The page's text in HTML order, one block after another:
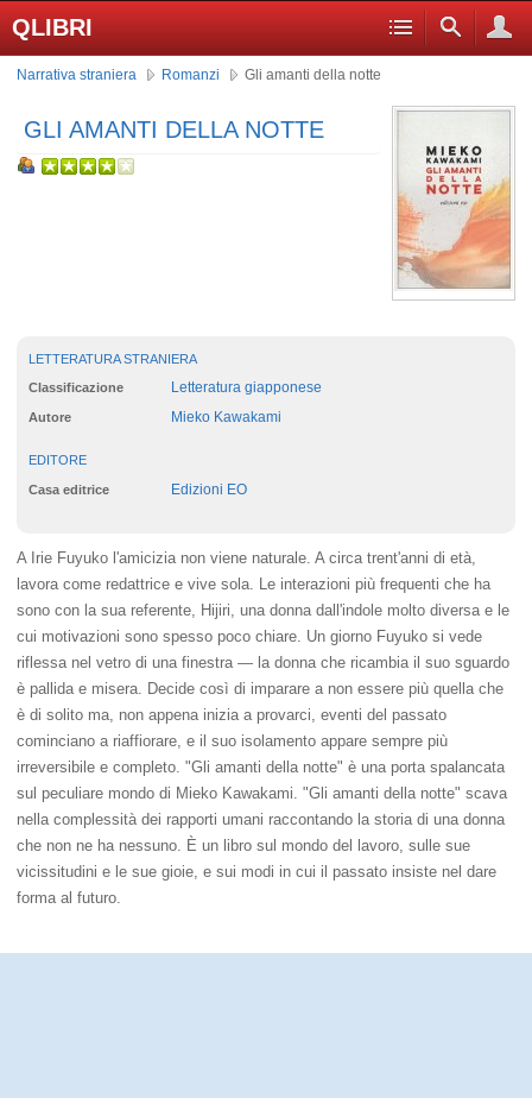
QLIBRI
Narrativa straniera Romanzi Gli amanti della notte
GLI AMANTI DELLA NOTTE
LETTERATURA STRANIERA
Classificazione Letteratura giapponese
Autore Mieko Kawakami
EDITORE
Casa editrice Edizioni EO
A Irie Fuyuko l'amicizia non viene naturale. A circa trent'anni di età,
lavora come redattrice e vive sola. Le interazioni più frequenti che ha
sono con la sua referente, Hijiri, una donna dall'indole molto diversa e le
cui motivazioni sono spesso poco chiare. Un giorno Fuyuko si vede
riflessa nel vetro di una finestra ― la donna che ricambia il suo sguardo
è pallida e misera. Decide così di imparare a non essere più quella che
è di solito ma, non appena inizia a provarci, eventi del passato
cominciano a riaffiorare, e il suo isolamento appare sempre più
irreversibile e completo. "Gli amanti della notte" è una porta spalancata
sul peculiare mondo di Mieko Kawakami. "Gli amanti della notte" scava
nella complessità dei rapporti umani raccontando la storia di una donna
che non ne ha nessuno. È un libro sul mondo del lavoro, sulle sue
vicissitudini e le sue gioie, e sui modi in cui il passato insiste nel dare
forma al futuro.